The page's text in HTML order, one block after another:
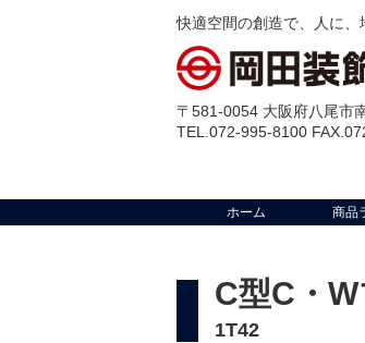
快適空間の創造で、人に、
〒581-0054 大阪府八尾市
TEL.072-995-8100
ホーム 商品
C型C・
1T42